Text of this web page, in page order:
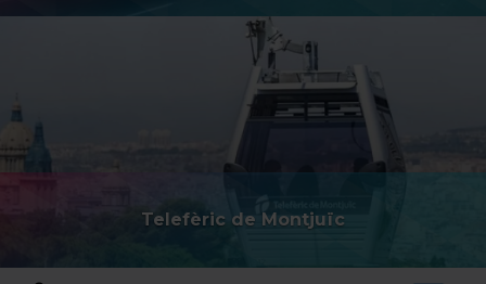
Telefèric de Montjuïc